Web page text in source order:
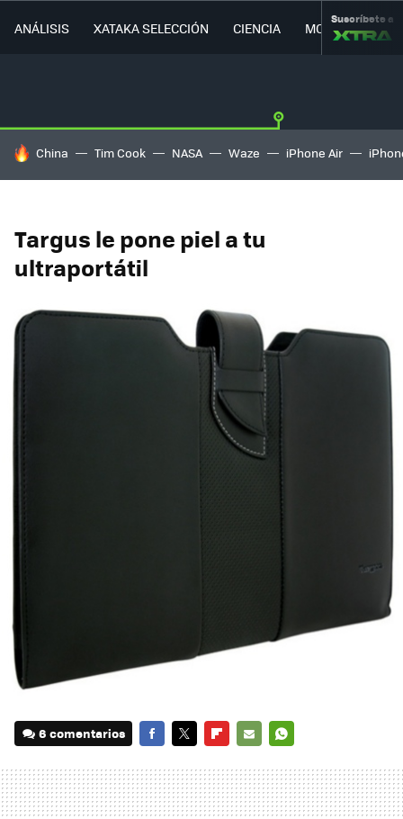
ANÁLISIS XATAKA SELECCIÓN CIENCIA MOVILIDAD
Suscríbete a
HOY SE HABLA DE
China Tim Cook NASA Waze iPhone Air
Targus le pone piel a tu
ultraportátil
6 comentarios
MAIL